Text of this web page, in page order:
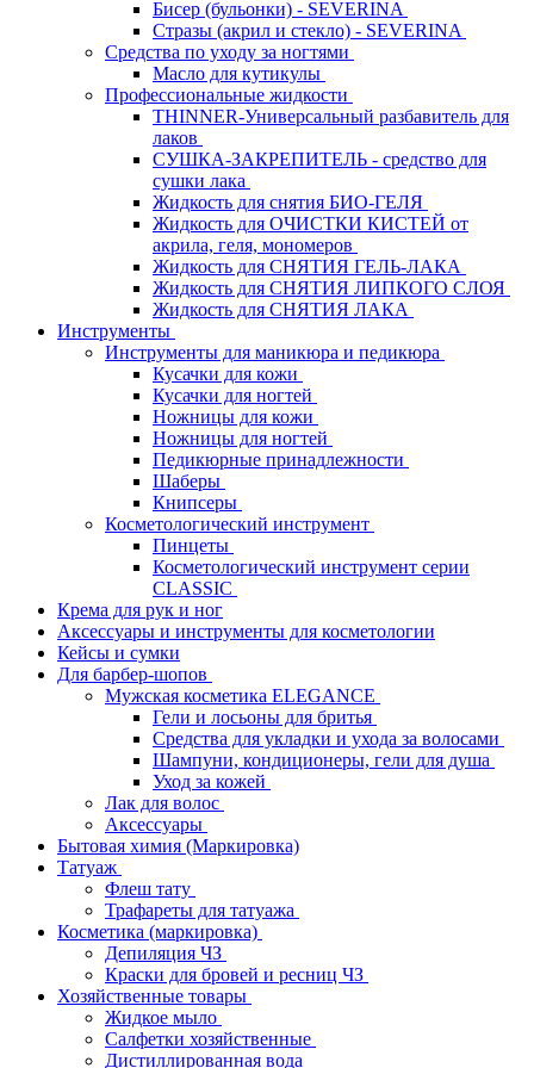
Бисер (бульонки) - SEVERINA
Стразы (акрил и стекло) - SEVERINA
Средства по уходу за ногтями
Масло для кутикулы
Профессиональные жидкости
THINNER-Универсальный разбавитель для
лаков
СУШКА-ЗАКРЕПИТЕЛЬ - средство для
сушки лака
Жидкость для снятия БИО-ГЕЛЯ
Жидкость для ОЧИСТКИ КИСТЕЙ от
акрила, геля, мономеров
Жидкость для СНЯТИЯ ГЕЛЬ-ЛАКА
Жидкость для СНЯТИЯ ЛИПКОГО СЛОЯ
Жидкость для СНЯТИЯ ЛАКА
Инструменты
Инструменты для маникюра и педикюра
Кусачки для кожи
Кусачки для ногтей
Ножницы для кожи
Ножницы для ногтей
Педикюрные принадлежности
Шаберы
Книпсеры
Косметологический инструмент
Пинцеты
Косметологический инструмент серии
CLASSIC
Крема для рук и ног
Аксессуары и инструменты для косметологии
Кейсы и сумки
Для барбер-шопов
Мужская косметика ELEGANCE
Гели и лосьоны для бритья
Средства для укладки и ухода за волосами
Шампуни, кондиционеры, гели для душа
Уход за кожей
Лак для волос
Аксессуары
Бытовая химия (Маркировка)
Татуаж
Флеш тату
Трафареты для татуажа
Косметика (маркировка)
Депиляция ЧЗ
Краски для бровей и ресниц ЧЗ
Хозяйственные товары
Жидкое мыло
Салфетки хозяйственные
Дистиллированная вода